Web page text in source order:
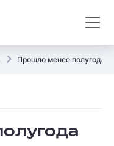
Прошло менее полугода